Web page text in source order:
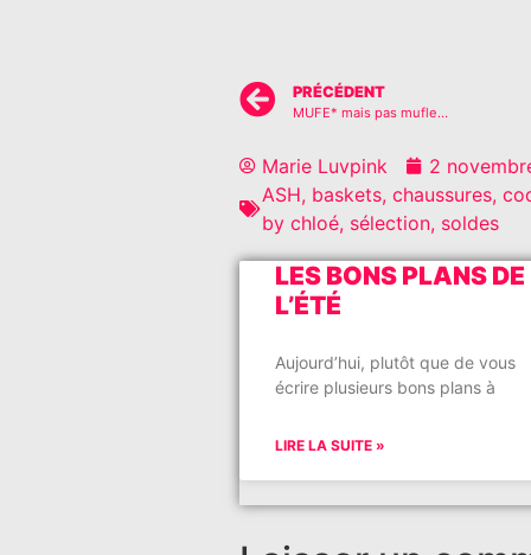
PRÉCÉDENT
MUFE* mais pas mufle…
Marie Luvpink
2
ASH, baskets, chaussures,
by chloé, sélection, soldes
LES BONS PLANS DE
L’ÉTÉ
Aujourd’hui, plutôt que de vous
écrire plusieurs bons plans à
LIRE LA SUITE »